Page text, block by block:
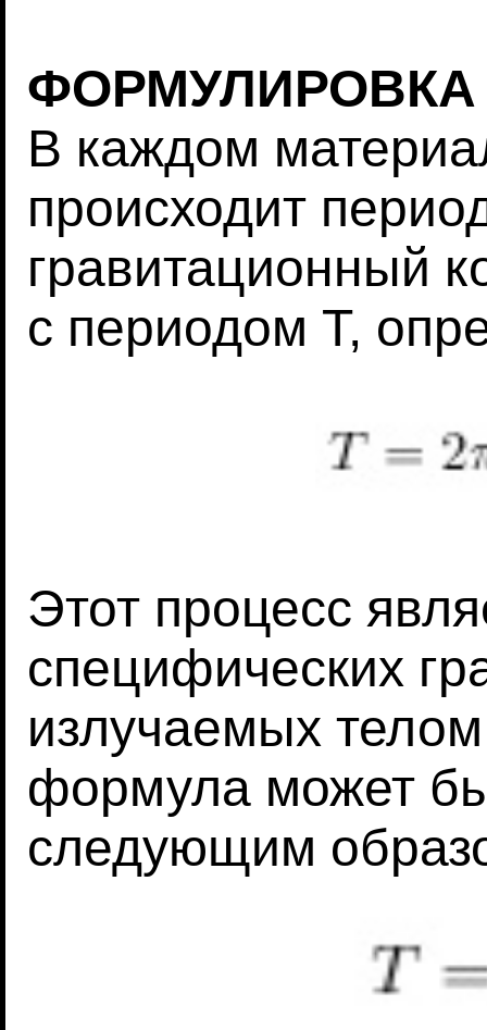
В каждом
происходит
гравитационный
с периодом T,
Этот процесс
специфических
излучаемых
формула может
следующим